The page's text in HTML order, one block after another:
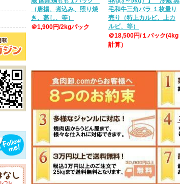
（唐揚、煮込み、照り焼
き、蒸し、等）
＠1,900円/2kgパック
毛和牛三角バラ １枚量り
売り（特上カルビ、上カ
ルビ、等）
＠18,500円/１パック(4kg
計算）